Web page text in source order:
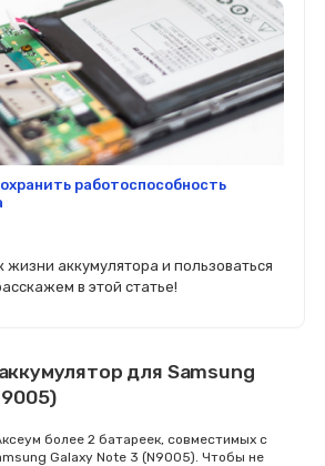
работоспособность
жизни аккумулятора и пользоваться
в этой статье!
для Samsung
более 2 батареек, совместимых с
Galaxy Note 3 (N9005). Чтобы не